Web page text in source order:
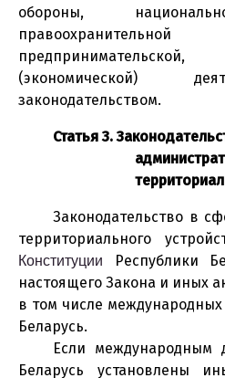
обороны,
(экономической)
законодательством.
Статья 3.
Законодательство в
территориального
Конституции
Республики
настоящего Закона и иных
в том числе
Беларусь.
Если международным
Беларусь установлены